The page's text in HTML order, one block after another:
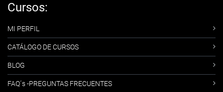
Cursos:
MI PERFIL
CATÁLOGO DE CURSOS
BLOG
FAQ´s -PREGUNTAS FRECUENTES